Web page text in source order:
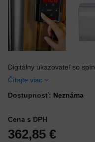
Digitálny ukazovateľ so
Čítajte viac
Dostupnosť: Neznáma
Cena s DPH
362,85 €